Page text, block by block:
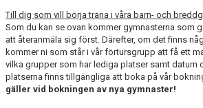
Till dig som vill börja träna i våra barn- och
Som du kan se ovan kommer gymnasterna som
att återanmäla sig först. Därefter, om det finns
kommer ni som står i vår förtursgrupp att få ett
vilka grupper som har lediga platser samt datum
platserna finns tillgängliga att boka på vår
gäller vid bokningen av nya gymnaster!